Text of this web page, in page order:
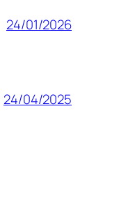
24/01/2026
24/04/2025